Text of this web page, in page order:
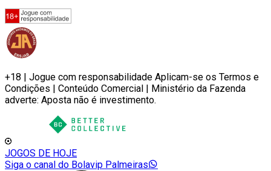
+18 | Jogue com responsabilidade Aplicam-se os Termos e
Condições | Conteúdo Comercial | Ministério da Fazenda
adverte: Aposta não é investimento.
JOGOS DE HOJE
Siga o canal do Bolavip Palmeiras